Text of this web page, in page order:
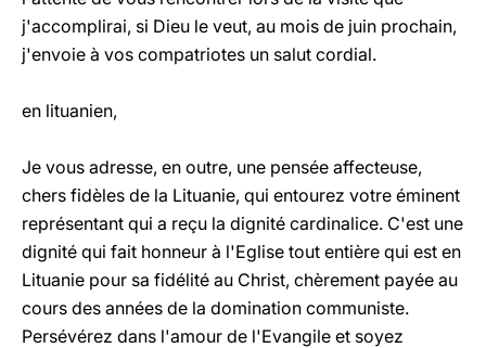
j'accomplirai, si Dieu le veut, au mois de juin prochain,
j'envoie à vos compatriotes un salut cordial.
en lituanien,
Je vous adresse, en outre, une pensée affecteuse,
chers fidèles de la Lituanie, qui entourez votre éminent
représentant qui a reçu la dignité cardinalice. C'est une
dignité qui fait honneur à l'Eglise tout entière qui est en
Lituanie pour sa fidélité au Christ, chèrement payée au
cours des années de la domination communiste.
Persévérez dans l'amour de l'Evangile et soyez